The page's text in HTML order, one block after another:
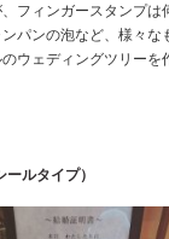
フィンガースタンプは
パンの泡など、様々な
ウェディングツリーを
ルタイプ）